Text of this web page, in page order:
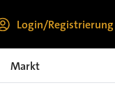
Login/Registrierung
Markt